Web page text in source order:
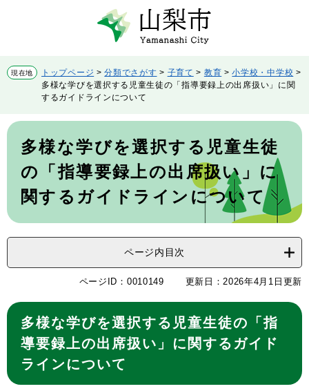
先
頭
を
飛
現在地 トップページ >分類でさがす > 子育て > 教育 >小学校・中学校 >
多様な学びを選択する児童生徒の「指導要録上の出席扱い」に関
するガイドラインについて
本
多様な学びを選択する児童生徒
の「指導要録上の出席扱い」に
関するガイドラインについて
ページ内目次
ページID：0010149 更新日：2026年4月1日更新
多様な学びを選択する児童生徒の「指
導要録上の出席扱い」に関するガイド
ラインについて